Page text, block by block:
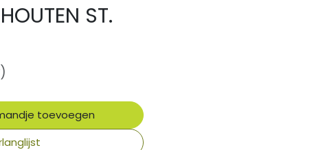
ST.
toevoegen